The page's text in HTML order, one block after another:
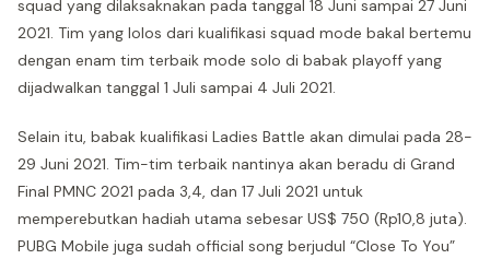
squad yang dilaksaknakan pada tanggal 18 Juni sampai 27 Juni
2021. Tim yang lolos dari kualifikasi squad mode bakal bertemu
dengan enam tim terbaik mode solo di babak playoff yang
dijadwalkan tanggal 1 Juli sampai 4 Juli 2021.
Selain itu, babak kualifikasi Ladies Battle akan dimulai pada 28-
29 Juni 2021. Tim-tim terbaik nantinya akan beradu di Grand
Final PMNC 2021 pada 3,4, dan 17 Juli 2021 untuk
memperebutkan hadiah utama sebesar US$ 750 (Rp10,8 juta).
PUBG Mobile juga sudah official song berjudul “Close To You”